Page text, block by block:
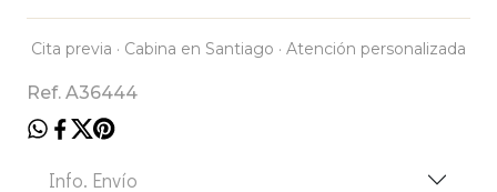
Cita previa · Cabina en Santiago · Atención personalizada
Ref. A36444
Info. Envío